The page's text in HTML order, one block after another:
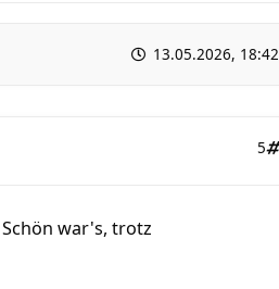
13.05.2026, 18:42
5
Schön war's, trotz